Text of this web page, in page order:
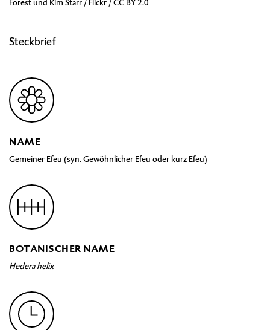
Forest und Kim Starr / Flickr /CC BY 2.0
Steckbrief
NAME
Gemeiner Efeu (syn. Gewöhnlicher Efeu oder kurz Efeu)
BOTANISCHER NAME
Hedera helix